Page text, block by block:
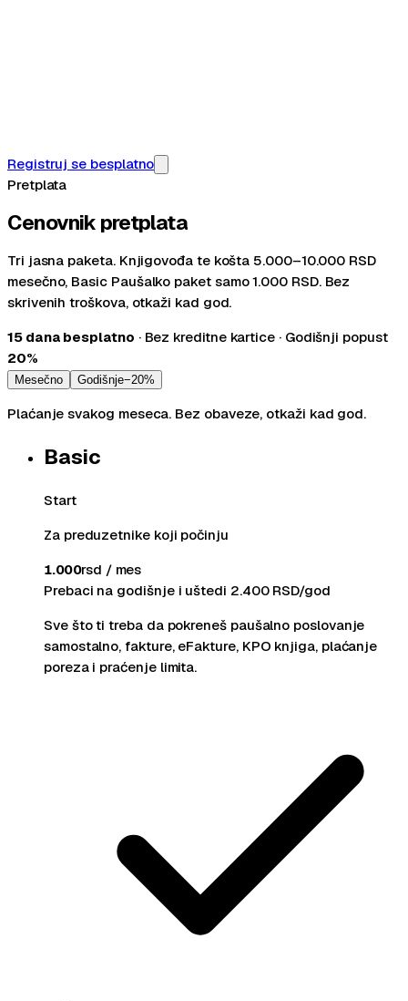
Registruj se besplatno
Pretplata
Cenovnik pretplata
Tri jasna paketa. Knjigovođa te košta 5.000–10.000 RSD
mesečno, Basic Paušalko paket samo 1.000 RSD. Bez
skrivenih troškova, otkaži kad god.
15 dana besplatno · Bez kreditne kartice · Godišnji popust
20%
Mesečno Godišnje−20%
Plaćanje svakog meseca. Bez obaveze, otkaži kad god.
Basic
Start
Za preduzetnike koji počinju
1.000rsd / mes
Prebaci na godišnje i uštedi 2.400RSD/god
Sve što ti treba da pokreneš paušalno poslovanje
samostalno, fakture, eFakture, KPO knjiga, plaćanje
poreza i praćenje limita.